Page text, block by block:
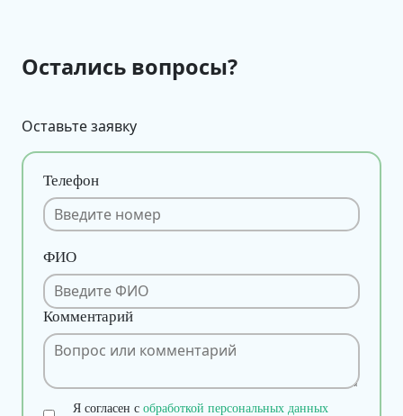
Остались вопросы?
Оставьте заявку
Телефон
ФИО
Комментарий
Я согласен с обработкой персональных данных